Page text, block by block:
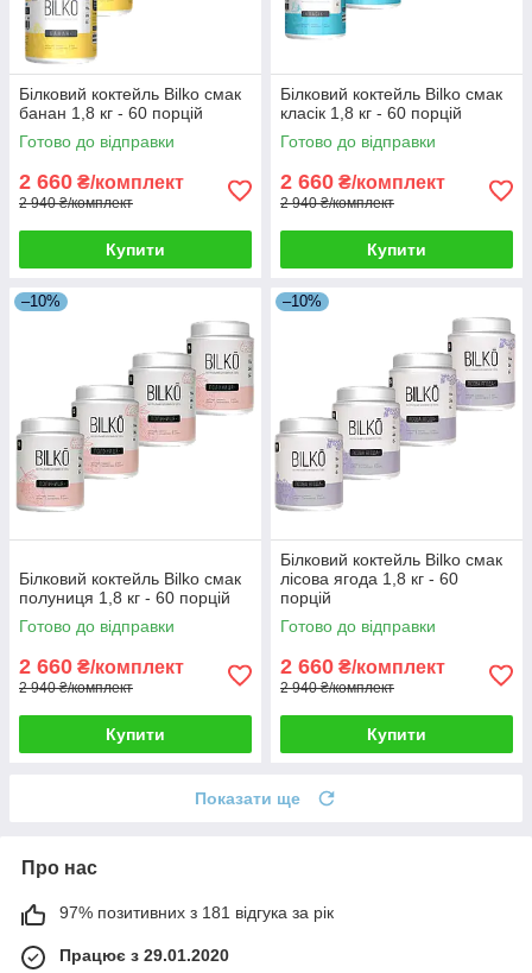
Білковий коктейль Bilko смак
банан 1,8 кг - 60 порцій
Готово до відправки
2 660 ₴/комплект
2 940 ₴/комплект
Купити
Білковий коктейль Bilko смак
класік 1,8 кг - 60 порцій
Готово до відправки
2 660 ₴/комплект
2 940 ₴/комплект
Купити
–10%
Білковий коктейль Bilko смак
полуниця 1,8 кг - 60 порцій
Готово до відправки
2 660 ₴/комплект
2 940 ₴/комплект
Купити
–10%
Білковий коктейль Bilko смак
лісова ягода 1,8 кг - 60
порцій
Готово до відправки
2 660 ₴/комплект
2 940 ₴/комплект
Купити
Показати ще
Про нас
97% позитивних з 181 відгука за рік
Працює з 29.01.2020